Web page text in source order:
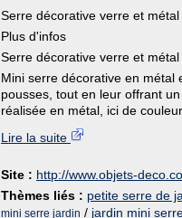
Serre décorative verre et
Plus d'infos
Serre décorative verre et
Mini serre décorative en métal
pousses, tout en leur offrant
réalisée en métal, ici de
Lire la suite
Site : http://www.objets-
Thèmes liés : petite serre de
mini serre jardin / jardin mini